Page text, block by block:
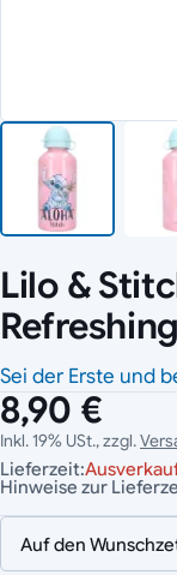
Lilo &
Sei der Erste und
8,90 €
Inkl. 19% USt., zzgl.
Lieferzeit:
Hinweise zur
Auf den